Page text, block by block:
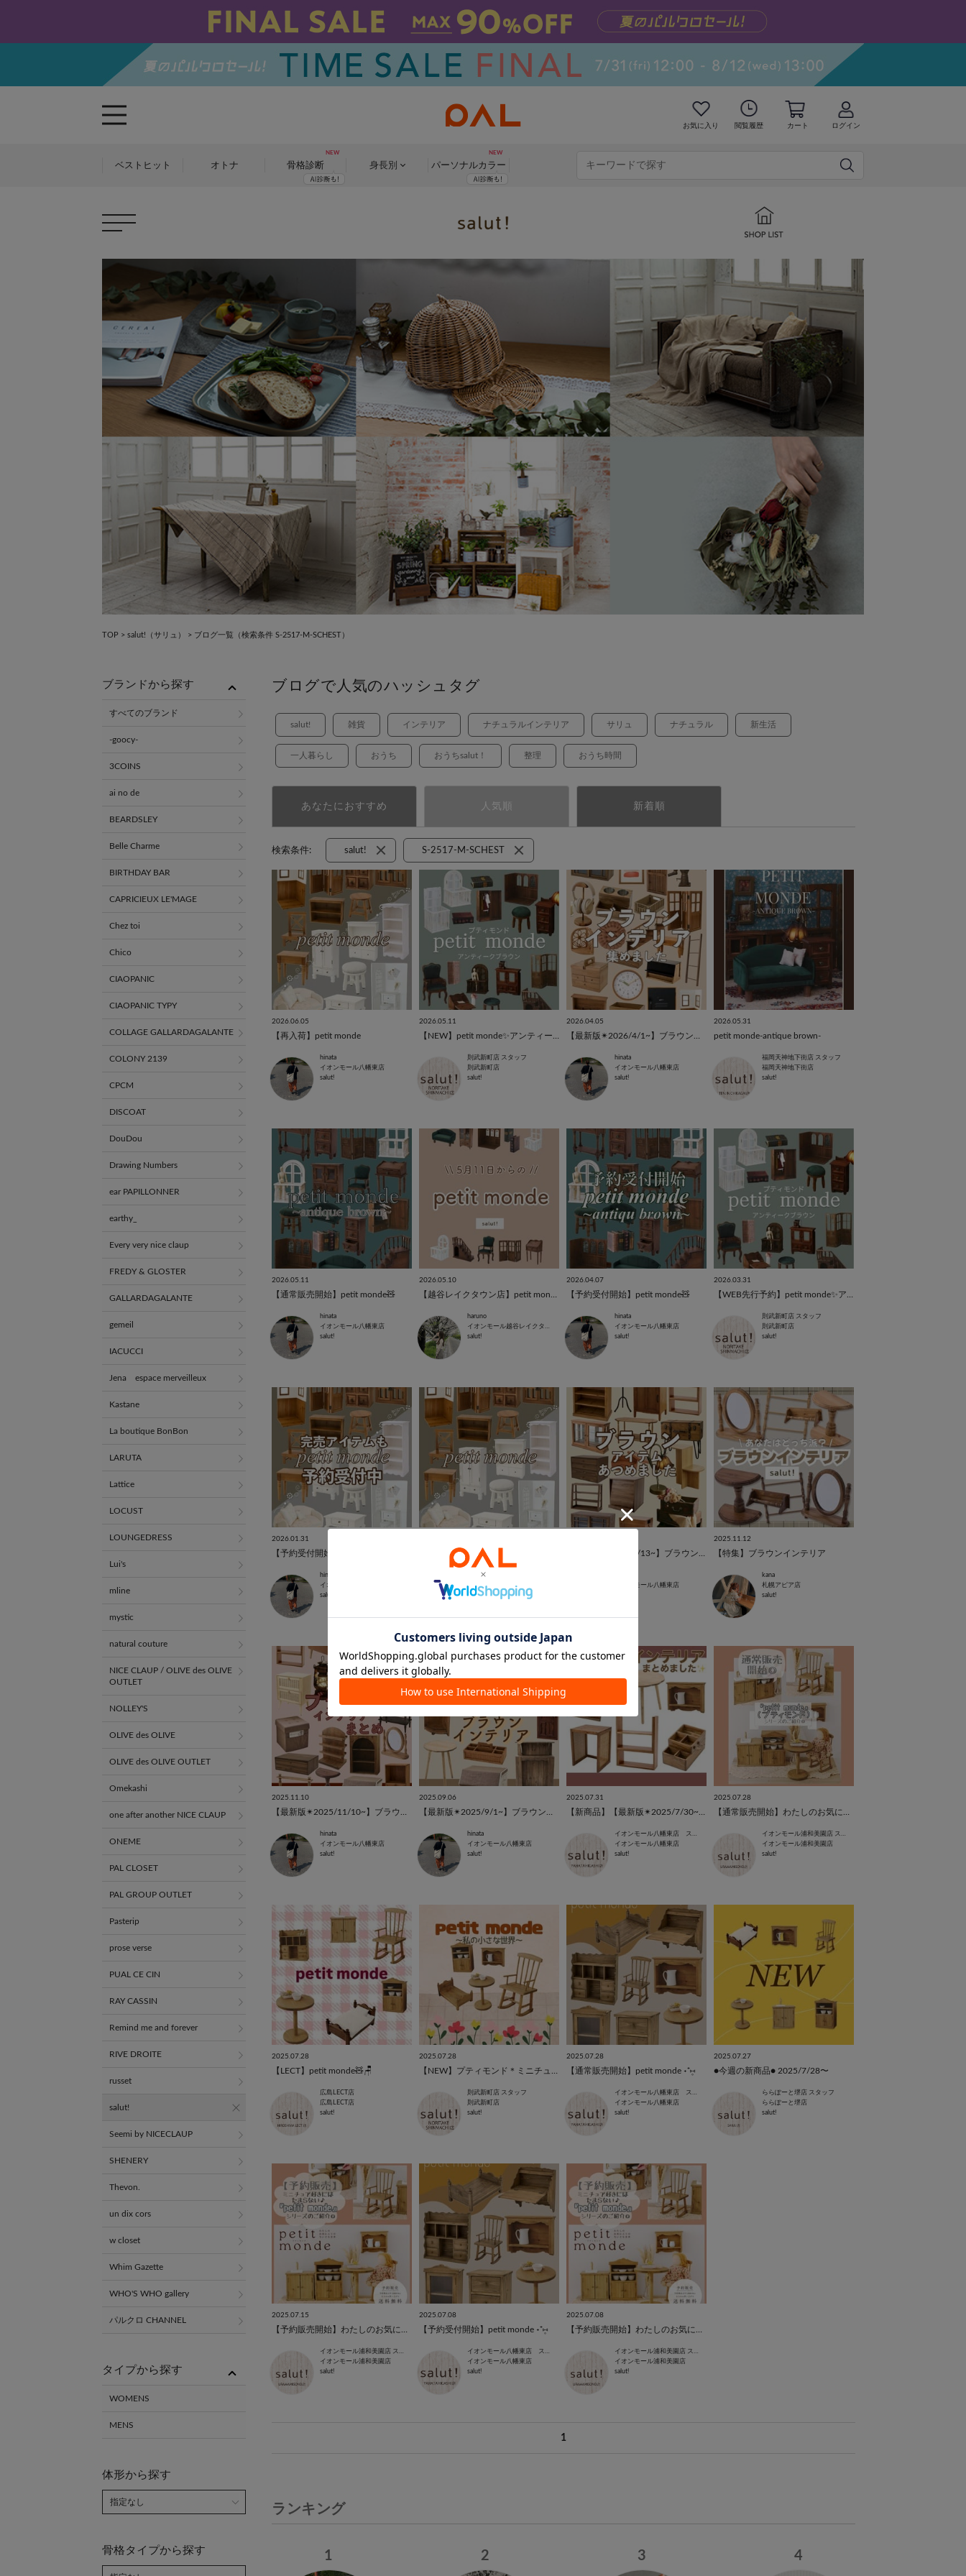
お気に入り 閲覧履歴 カート ログイン
ベストヒット オトナ 骨格診断 身長別 パーソナルカラー
TOP > salut!（サリュ） > ブログ一覧 （検索条件 S-2517-M-SCHEST）
ブログで人気のハッシュタグ
salut! 雑貨 インテリア ナチュラルインテリア サリュ ナチュラル 新生活
一人暮らし おうち おうちsalut！ 整理 おうち時間
あなたにおすすめ 人気順 新着順
検索条件: salut! S-2517-M-SCHEST
×
2026.06.05
【再入荷】petit monde
hinata
イオンモール八幡東店
salut!
2026.05.11
則武新町店 スタッフ
則武新町店
salut!
2026.04.05
hinata
イオンモール八幡東店
salut!
2026.05.31
petit monde-antique brown-
福岡天神地下街店 スタッフ
福岡天神地下街店
salut!
2026.05.11
【通常販売開始】petit monde🧸
hinata
イオンモール八幡東店
salut!
2026.05.10
haruno
salut!
2026.04.07
【予約受付開始】petit monde🧸
hinata
イオンモール八幡東店
salut!
2026.03.31
則武新町店 スタッフ
則武新町店
salut!
2026.01.31
【予約受付開始】petit monde
hinata
イオンモール八幡東店
salut!
【NEW】petit monde
hinata
イオンモール八幡東店
salut!
イオンモール八幡東店
2025.11.12
【特集】ブラウンインテリア
kana
札幌アピア店
salut!
2025.11.10
hinata
イオンモール八幡東店
salut!
2025.09.06
hinata
イオンモール八幡東店
salut!
2025.07.31
イオンモール八幡東店
salut!
2025.07.28
イオンモール浦和美園店
salut!
2025.07.28
【LECT】petit monde🧸🪑
広島LECT店
広島LECT店
salut!
2025.07.28
則武新町店 スタッフ
則武新町店
salut!
2025.07.28
【通常販売開始】petit monde ˖⁺⑅̥
イオンモール八幡東店
salut!
2025.07.27
●今週の新商品● 2025/7/28〜
ららぽーと堺店 スタッフ
ららぽーと堺店
salut!
2025.07.15
イオンモール浦和美園店
salut!
2025.07.08
【予約受付開始】petit monde ˖⁺⑅̥
イオンモール八幡東店
salut!
2025.07.08
イオンモール浦和美園店
salut!
1
ランキング
1 2 3 4
ブランドから探す
すべてのブランド
-goocy-
3COINS
ai no de
BEARDSLEY
Belle Charme
BIRTHDAY BAR
CAPRICIEUX LE'MAGE
Chez toi
Chico
CIAOPANIC
CIAOPANIC TYPY
COLLAGE GALLARDAGALANTE
COLONY 2139
CPCM
DISCOAT
DouDou
Drawing Numbers
ear PAPILLONNER
earthy_
Every very nice claup
FREDY & GLOSTER
GALLARDAGALANTE
gemeil
IACUCCI
Jena espace merveilleux
Kastane
La boutique BonBon
LARUTA
Lattice
LOCUST
LOUNGEDRESS
Lui's
mline
mystic
natural couture
NICE CLAUP / OLIVE des OLIVE
OUTLET
NOLLEY'S
OLIVE des OLIVE
OLIVE des OLIVE OUTLET
Omekashi
one after another NICE CLAUP
ONEME
PAL CLOSET
PAL GROUP OUTLET
Pasterip
prose verse
PUAL CE CIN
RAY CASSIN
Remind me and forever
RIVE DROITE
russet
salut!
Seemi by NICECLAUP
SHENERY
Thevon.
un dix cors
w closet
Whim Gazette
WHO'S WHO gallery
パルクロ CHANNEL
タイプから探す
WOMENS
MENS
体形から探す
骨格タイプから探す